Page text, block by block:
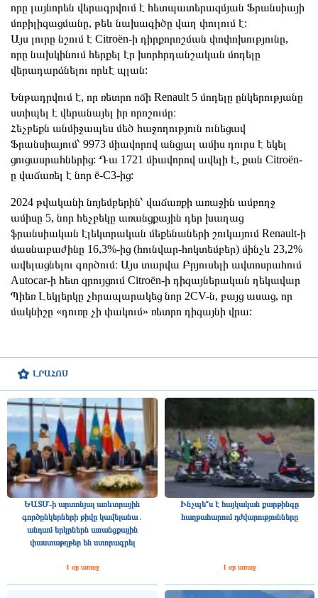
ԼՐԱՀՈՍ
ԵԱՏՄ-ի արտոնյալ առևտրային
գործընկերների թիվը կավելանա․
անդամ երկրներն առանցքային
փաստաթղթեր են ստորագրել
1 օր առաջ
Ինչպե՞ս է հայկական քարթինգը
հաղթահարում դժվարությունները
1 օր առաջ
որը լայնորեն վերագրվում է հետպատերազմյան Ֆրանսիայի
մոբիլիզացմանը, թեև նախագիծը վաղ փուլում է:
Այս լուրը նշում է Citroën-ի դիրքորոշման փոփոխությունը,
որը նախկինում հերքել էր խորհրդանշական մոդելը
վերադարձնելու որևէ պլան:
Ենթադրվում է, որ ռետրո ոճի Renault 5 մոդելը ընկերությանը
ստիպել է վերանայել իր որոշումը։
Հեչբեքն անմիջապես մեծ հաջողություն ունեցավ
Ֆրանսիայում՝ 9973 միավորով անցյալ ամիս դուրս է եկել
ցուցասրահներից: Դա 1721 միավորով ավելի է, քան Citroën-
ը վաճառել է նոր ë-C3-ից:
2024 թվականի նոյեմբերին՝ վաճառքի առաջին ամբողջ
ամիսը 5, նոր հեչբեկը առանցքային դեր խաղաց
ֆրանսիական էլեկտրական մեքենաների շուկայում Renault-ի
մասնաբաժինը 16,3%-ից (հունվար-հոկտեմբեր) մինչև 23,2%
ավելացնելու գործում։ Այս տարվա Բրյուսելի ավտոսրահում
Autocar-ի հետ զրույցում Citroën-ի դիզայներական ղեկավար
Պիեռ Լեկլերկը չհրապարակեց նոր 2CV-ն, բայց ասաց, որ
մակնիշը «դուռը չի փակում» ռետրո դիզայնի վրա: